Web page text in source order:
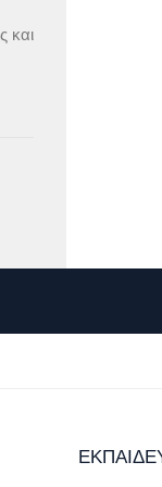
και